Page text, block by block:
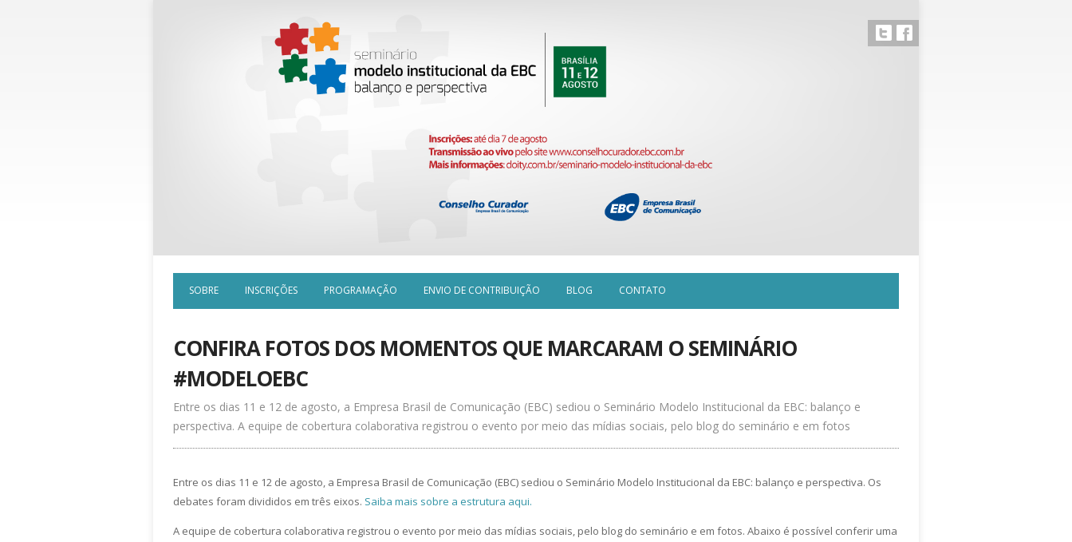
SOBRE INSCRIÇÕES PROGRAMAÇÃO ENVIO DE CONTRIBUIÇÃO BLOG CONTATO
CONFIRA FOTOS DOS MOMENTOS QUE MARCARAM O SEMINÁRIO
#MODELOEBC
Entre os dias 11 e 12 de agosto, a Empresa Brasil de Comunicação (EBC) sediou o Seminário Modelo Institucional da EBC: balanço e
perspectiva. A equipe de cobertura colaborativa registrou o evento por meio das mídias sociais, pelo blog do seminário e em fotos
Entre os dias 11 e 12 de agosto, a Empresa Brasil de Comunicação (EBC) sediou o Seminário Modelo Institucional da EBC: balanço e perspectiva. Os
debates foram divididos em três eixos. Saiba mais sobre a estrutura aqui.
A equipe de cobertura colaborativa registrou o evento por meio das mídias sociais, pelo blog do seminário e em fotos. Abaixo é possível conferir uma